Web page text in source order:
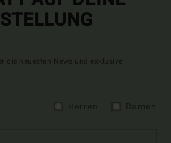
die neuesten News und exklusive